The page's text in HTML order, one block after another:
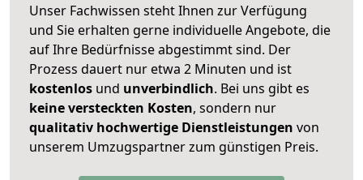
Unser Fachwissen steht Ihnen zur Verfügung
und Sie erhalten gerne individuelle Angebote, die
auf Ihre Bedürfnisse abgestimmt sind. Der
Prozess dauert nur etwa 2 Minuten und ist
kostenlos und unverbindlich. Bei uns gibt es
keine versteckten Kosten, sondern nur
qualitativ hochwertige Dienstleistungen von
unserem Umzugspartner zum günstigen Preis.